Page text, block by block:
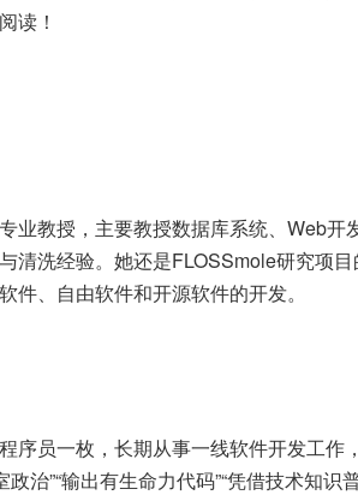
读！
业教授，主要教授数据库系统、Web开
清洗经验。她还是FLOSSmole研究项
件、自由软件和开源软件的开发。
序员一枚，长期从事一线软件开发工作
政治”“输出有生命力代码”“凭借技术知